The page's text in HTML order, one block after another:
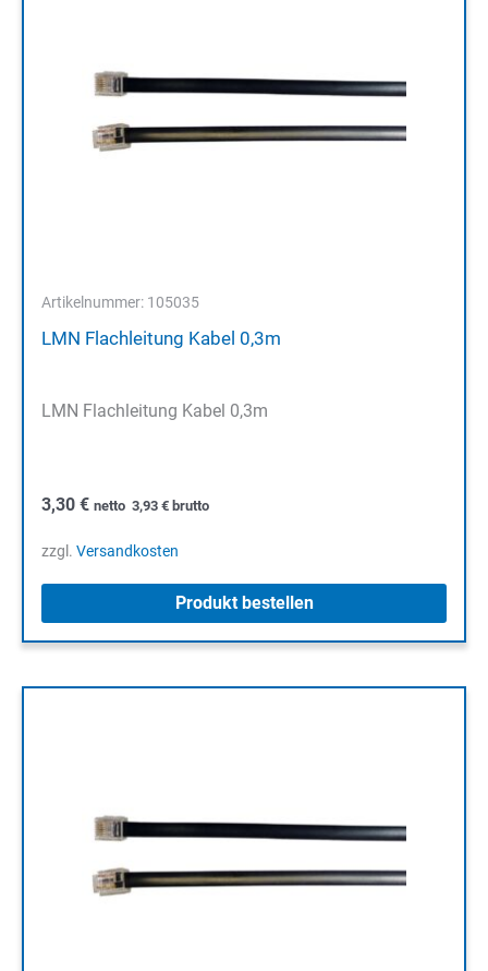
Artikelnummer: 105035
LMN Flachleitung Kabel 0,3m
LMN Flachleitung Kabel 0,3m
3,30 € netto 3,93 € brutto
zzgl. Versandkosten
Produkt bestellen